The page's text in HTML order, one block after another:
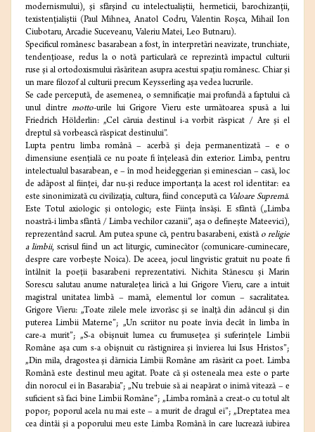
modernismului), şi sfârşind cu intelectualiştii, hermeticii, barochizanţii,
texistenţialiştii (Paul Mihnea, Anatol Codru, Valentin Roşca, Mihail Ion
Ciubotaru, Arcadie Suceveanu, Valeriu Matei, Leo Butnaru).
Specificul românesc basarabean a fost, în interpretări neavizate, trunchiate,
tendenţioase, redus la o notă particulară ce reprezintă impactul culturii
ruse şi al ortodoxismului răsăritean asupra acestui spaţiu românesc. Chiar şi
un mare filozof al culturii precum Keysserling aşa vedea lucrurile.
Se cade percepută, de asemenea, o semnificaţie mai profundă a faptului că
unul dintremotto-urile lui Grigore Vieru este următoarea spusă a lui
Friedrich Hölderlin: „Cel căruia destinul i-a vorbit răspicat / Are şi el
dreptul să vorbească răspicat destinului”.
Lupta pentru limba română – acerbă şi deja permanentizată – e o
dimensiune esenţială ce nu poate fi înţeleasă din exterior. Limba, pentru
intelectualul basarabean, e – în mod heideggerian şi eminescian – casă, loc
de adăpost al fiinţei, dar nu-şi reduce importanţa la acest rol identitar: ea
este sinonimizată cu civilizaţia, cultura, fiind concepută ca Valoare Supremă.
Este Totul axiologic şi ontologic; este Fiinţa însăşi. E sfântă („Limba
noastră-i limba sfântă / Limba vechilor cazanii”, aşa o defineşte Mateevici),
reprezentând sacrul. Am putea spune că, pentru basarabeni, există o religie
a limbii, scrisul fiind un act liturgic, cuminecător (comunicare-cuminecare,
despre care vorbeşte Noica). De aceea, jocul lingvistic gratuit nu poate fi
întâlnit la poeţii basarabeni reprezentativi. Nichita Stănescu şi Marin
Sorescu salutau anume naturaleţea lirică a lui Grigore Vieru, care a intuit
magistral unitatea limbă – mamă, elementul lor comun – sacralitatea.
Grigore Vieru: „Toate zilele mele izvorăsc şi se înalţă din adâncul şi din
puterea Limbii Materne”; „Un scriitor nu poate învia decât în limba în
care-a murit”; „S-a obişnuit lumea cu frumuseţea şi suferinţele Limbii
Române aşa cum s-a obişnuit cu răstignirea şi învierea lui Isus Hristos”;
„Din mila, dragostea şi dărnicia Limbii Române am răsărit ca poet. Limba
Română este destinul meu agitat. Poate că şi osteneala mea este o parte
din norocul ei în Basarabia”; „Nu trebuie să ai neapărat o inimă vitează – e
suficient să faci bine Limbii Române”; „Limba română a creat-o cu totul alt
popor; poporul acela nu mai este – a murit de dragul ei”; „Dreptatea mea
cea dintâi şi a poporului meu este Limba Română în care lucrează iubirea